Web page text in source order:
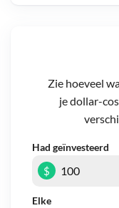
Zie hoeveel
je dollar-
Had geïnvesteerd
Elke
$